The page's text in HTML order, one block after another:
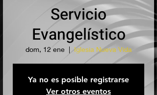
Servicio
Evangelístico
dom, 12 ene
  |
Iglesia Nueva Vida
Ya no es posible registrarse
Ver otros eventos